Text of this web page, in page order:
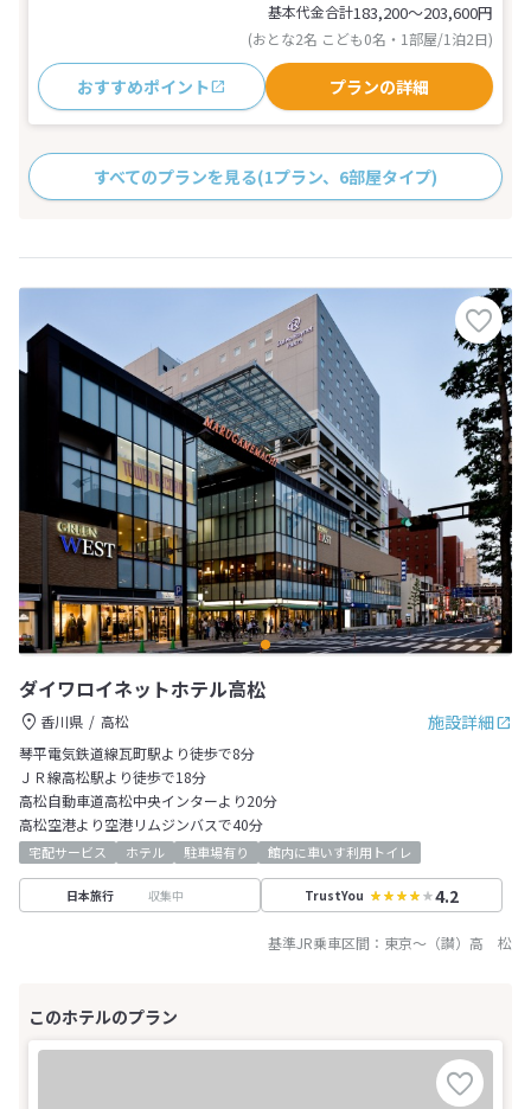
基本代金合計183,200〜203,600円
(おとな2名 こども0名・1部屋/1泊2日)
おすすめポイント プランの詳細
すべてのプランを見る(1プラン、6部屋タイプ)
ダイワロイネットホテル高松
施設詳細
香川県
高松
琴平電気鉄道線瓦町駅より徒歩で8分
ＪＲ線高松駅より徒歩で18分
高松自動車道高松中央インターより20分
高松空港より空港リムジンバスで40分
宅配サービス ホテル 駐車場有り 館内に車いす利用トイレ
日本旅行 収集中 TrustYou 4.2
基準JR乗車区間： 東京～ （讃）高 松